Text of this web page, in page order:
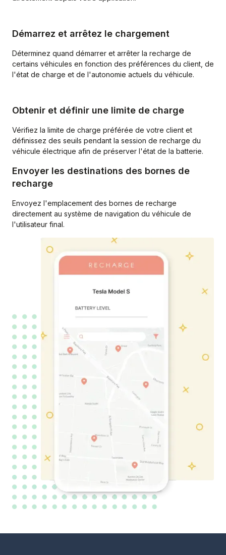
Démarrez et arrêtez le chargement
Déterminez quand démarrer et arrêter la recharge de
certains véhicules en fonction des préférences du client, de
l'état de charge et de l'autonomie actuels du véhicule.
Obtenir et définir une limite de charge
Vérifiez la limite de charge préférée de votre client et
définissez des seuils pendant la session de recharge du
véhicule électrique afin de préserver l'état de la batterie.
Envoyer les destinations des bornes de
recharge
Envoyez l'emplacement des bornes de recharge
directement au système de navigation du véhicule de
l'utilisateur final.